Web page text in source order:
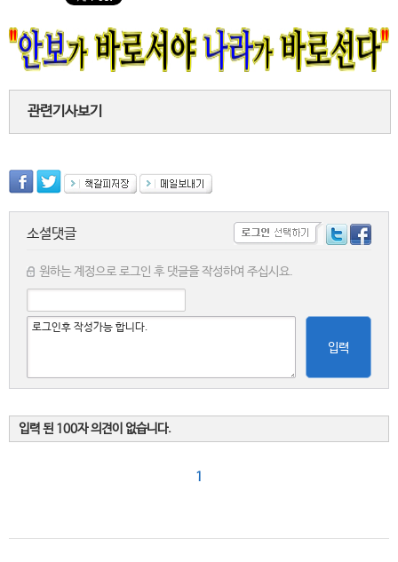
관련기사보기
소셜댓글
원하는 계정으로 로그인 후 댓글을 작성하여 주십시요.
입력
입력 된 100자 의견이 없습니다.
1